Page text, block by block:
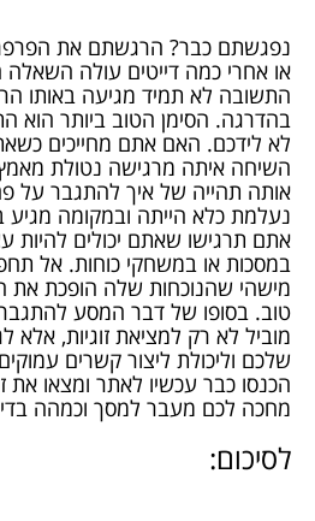
נפגשתם כבר? הרגשתם את
או אחרי כמה דייטים עולה
התשובה לא תמיד מגיעה באותו
בהדרגה. הסימן הטוב ביותר הוא
לא לידכם. האם אתם מחייכים
השיחה איתה מרגישה נטולת
אותה תהייה של איך להתגבר על
נעלמת כלא הייתה ובמקומה מגיע
אתם תרגישו שאתם יכולים להיות
במסכות או במשחקי כוחות. אל
מישהי שהנוכחות שלה הופכת את
טוב. בסופו של דבר המסע
מוביל לא רק למציאת זוגיות, אלא
שלכם וליכולת ליצור קשרים
הכנסו כבר עכשיו לאתר ומצאו את
מחכה לכם מעבר למסך וכמהה
לסיכום: